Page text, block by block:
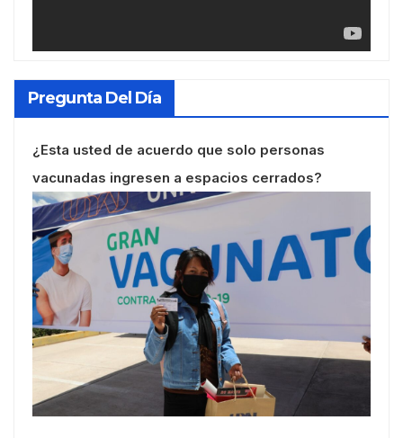
Pregunta Del Día
¿Esta usted de acuerdo que solo personas
vacunadas ingresen a espacios cerrados?